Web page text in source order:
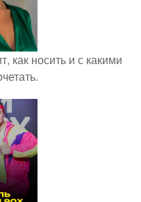
как носить и с какими